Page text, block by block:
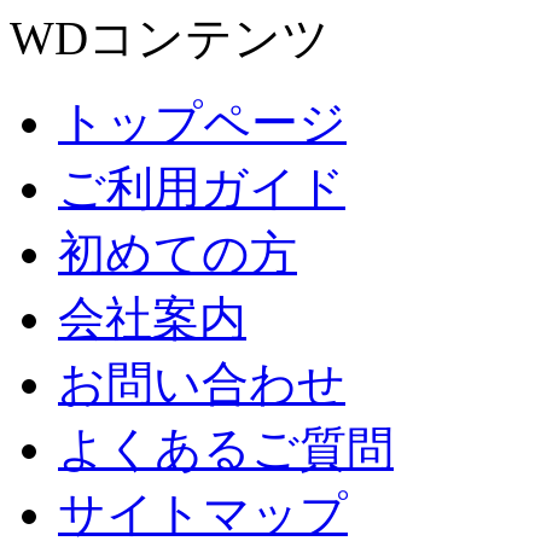
WDコンテンツ
トップページ
ご利用ガイド
初めての方
会社案内
お問い合わせ
よくあるご質問
サイトマップ